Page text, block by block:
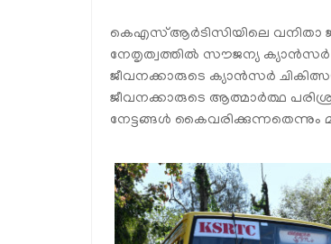
കെഎസ്ആർടിസിയിലെ വനിതാ
നേതൃത്വത്തിൽ സൗജന്യ
ജീവനക്കാരുടെ ക്യാൻസർ
ജീവനക്കാരുടെ ആത്മാർത്ഥ
നേട്ടങ്ങൾ കൈവരിക്കുന്നതെന്നും